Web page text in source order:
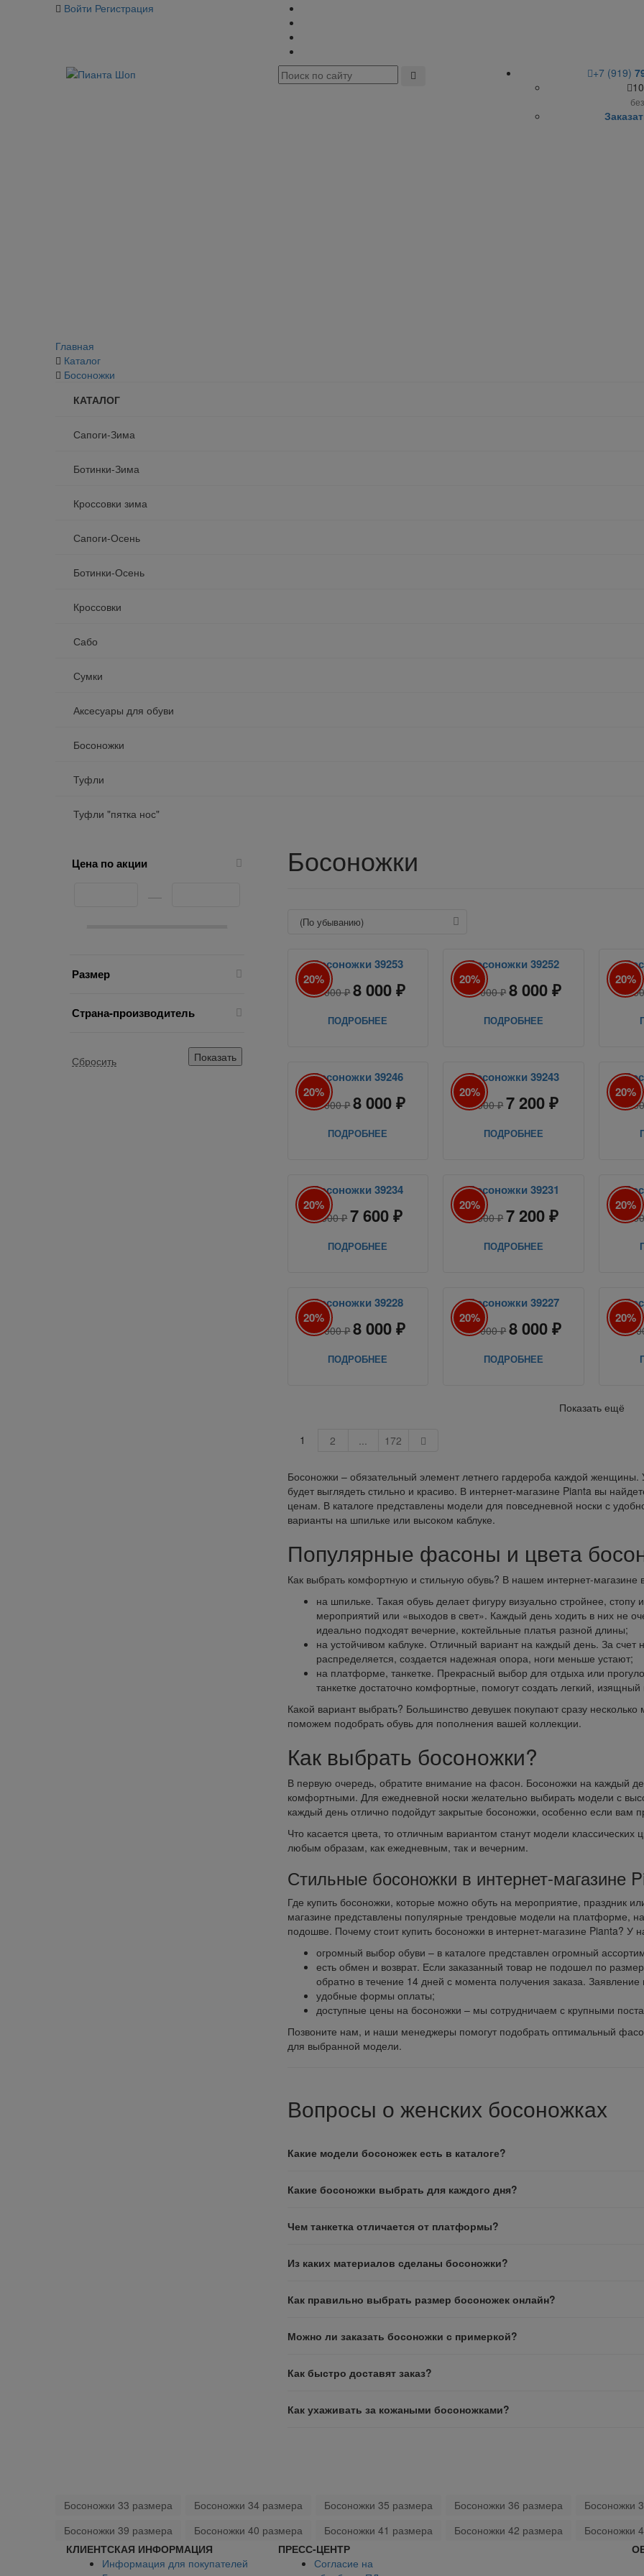
Войти Регистрация
+7 (919)
Главная
Каталог
Босоножки
КАТАЛОГ
Сапоги-Зима
Ботинки-Зима
Кроссовки зима
Сапоги-Осень
Ботинки-Осень
Кроссовки
Сабо
Сумки
Аксесуары для обуви
Босоножки
Туфли
Туфли "пятка нос"
Цена по акции
Размер
Страна-производитель
Босоножки
(по убыванию)
20%
Босоножки 39253
10 000 ₽ 8 000 ₽
ПОДРОБНЕЕ
20%
Босоножки 39252
10 000 ₽ 8 000 ₽
ПОДРОБНЕЕ
20%
9
20%
Босоножки 39246
10 000 ₽ 8 000 ₽
ПОДРОБНЕЕ
20%
Босоножки 39243
9 000 ₽ 7 200 ₽
ПОДРОБНЕЕ
20%
9
20%
Босоножки 39234
9 500 ₽ 7 600 ₽
ПОДРОБНЕЕ
20%
Босоножки 39231
9 000 ₽ 7 200 ₽
ПОДРОБНЕЕ
20%
9
20%
Босоножки 39228
10 000 ₽ 8 000 ₽
ПОДРОБНЕЕ
20%
Босоножки 39227
10 000 ₽ 8 000 ₽
ПОДРОБНЕЕ
20%
10
Показать ещё
1 2 ... 172
Босоножки – обязательный элемент летнего гардероба каждой
будет выглядеть стильно и красиво. В интернет-магазине Pianta вы
ценам. В каталоге представлены модели для повседневной носки с
варианты на шпильке или высоком каблуке.
Популярные фасоны и цвета
Как выбрать комфортную и стильную обувь? В нашем интернет-магазине
на шпильке. Такая обувь делает фигуру визуально стройнее,
мероприятий или «выходов в свет». Каждый день ходить в них не
идеально подходят вечерние, коктейльные платья разной длины;
на устойчивом каблуке. Отличный вариант на каждый день. За счет
распределяется, создается надежная опора, ноги меньше устают;
на платформе, танкетке. Прекрасный выбор для отдыха или
танкетке достаточно комфортные, помогут создать легкий,
Какой вариант выбрать? Большинство девушек покупают сразу
поможем подобрать обувь для пополнения вашей коллекции.
Как выбрать босоножки?
В первую очередь, обратите внимание на фасон. Босоножки на каждый
комфортными. Для ежедневной носки желательно выбирать модели с
каждый день отлично подойдут закрытые босоножки, особенно если вам
Что касается цвета, то отличным вариантом станут модели
любым образам, как ежедневным, так и вечерним.
Стильные босоножки в интернет-магазине
Где купить босоножки, которые можно обуть на мероприятие, праздник
магазине представлены популярные трендовые модели на платформе,
подошве. Почему стоит купить босоножки в интернет-магазине Pianta? У
огромный выбор обуви – в каталоге представлен огромный
есть обмен и возврат. Если заказанный товар не подошел по
обратно в течение 14 дней с момента получения заказа.
удобные формы оплаты;
доступные цены на босоножки – мы сотрудничаем с крупными
Позвоните нам, и наши менеджеры помогут подобрать оптимальный
для выбранной модели.
Вопросы о женских босоножках
Какие модели босоножек есть в каталоге?
Какие босоножки выбрать для каждого дня?
Чем танкетка отличается от платформы?
Из каких материалов сделаны босоножки?
Как правильно выбрать размер босоножек онлайн?
Можно ли заказать босоножки с примеркой?
Как быстро доставят заказ?
Как ухаживать за кожаными босоножками?
Босоножки 33 размера Босоножки 34 размера Босоножки 35 размера Босоножки 36 размера Босоножки
Босоножки 39 размера
Босоножки 40 размера Босоножки 41 размера Босоножки 42 размера
Босоножки
КЛИЕНТСКАЯ ИНФОРМАЦИЯ
ПРЕСС-ЦЕНТР
Информация для покупателей
Согласие на